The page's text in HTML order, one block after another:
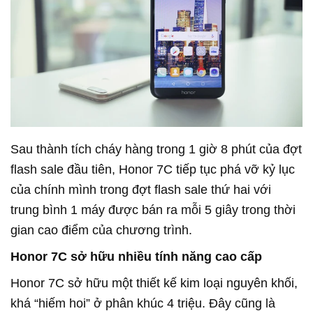
Sau thành tích cháy hàng trong 1 giờ 8 phút của đợt
flash sale đầu tiên, Honor 7C tiếp tục phá vỡ kỷ lục
của chính mình trong đợt flash sale thứ hai với
trung bình 1 máy được bán ra mỗi 5 giây trong thời
gian cao điểm của chương trình.
Honor 7C sở hữu nhiều tính năng cao cấp
Honor 7C sở hữu một thiết kế kim loại nguyên khối,
khá “hiếm hoi” ở phân khúc 4 triệu. Đây cũng là